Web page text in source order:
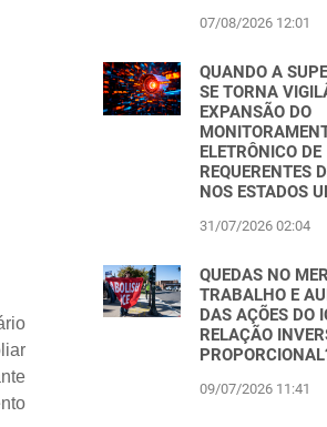
07/08/2026 12:01
QUANDO A
SE TORNA
EXPANSÃO DO
ELETRÔNICO DE
REQUERENTES
NOS ESTADOS
31/07/2026 02:04
QUEDAS NO
TRABALHO E
DAS AÇÕES DO
RELAÇÃO
09/07/2026 11:41